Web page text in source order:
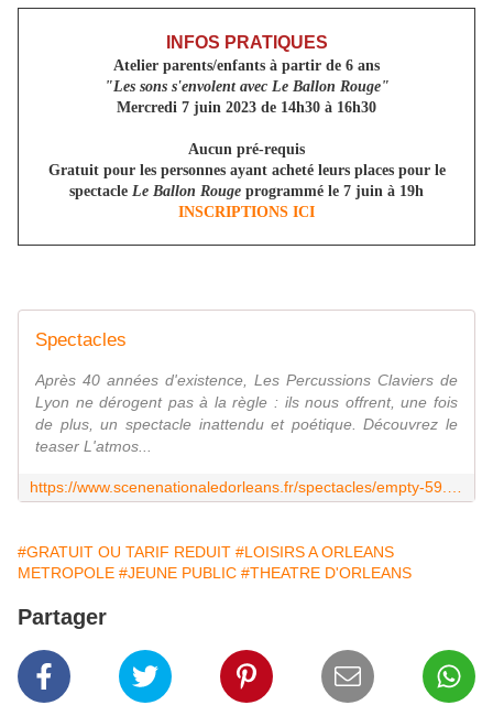
INFOS PRATIQUES
Atelier parents/enfants à partir de 6 ans
"Les sons s'envolent avec Le Ballon Rouge"
Mercredi 7 juin 2023 de 14h30 à 16h30
Aucun pré-requis
Gratuit pour les personnes ayant acheté leurs places pour le
spectacle Le Ballon Rouge programmé le 7 juin à 19h
INSCRIPTIONS ICI
Spectacles
Après 40 années d'existence, Les Percussions Claviers de
Lyon ne dérogent pas à la règle : ils nous offrent, une fois
de plus, un spectacle inattendu et poétique. Découvrez le
teaser L'atmos...
#GRATUIT OU TARIF REDUIT #LOISIRS A ORLEANS
METROPOLE #JEUNE PUBLIC #THEATRE D'ORLEANS
Partager